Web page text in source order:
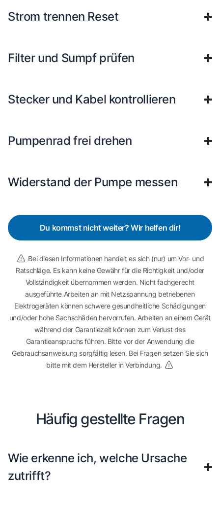
Strom trennen Reset
Filter und Sumpf prüfen
Stecker und Kabel kontrollieren
Pumpenrad frei drehen
Widerstand der Pumpe messen
Du kommst nicht weiter? Wir helfen dir!
Bei diesen Informationen handelt es sich (nur) um Vor- und
Ratschläge. Es kann keine Gewähr für die Richtigkeit und/oder
Vollständigkeit übernommen werden. Nicht fachgerecht
ausgeführte Arbeiten an mit Netzspannung betriebenen
Elektrogeräten können schwere gesundheitliche Schädigungen
und/oder hohe Sachschäden hervorrufen. Arbeiten an einem Gerät
während der Garantiezeit können zum Verlust des
Garantieanspruchs führen. Bitte vor der Anwendung die
Gebrauchsanweisung sorgfältig lesen. Bei Fragen setzen Sie sich
bitte mit dem Hersteller in Verbindung.
Häufig gestellte Fragen
Wie erkenne ich, welche Ursache
zutrifft?